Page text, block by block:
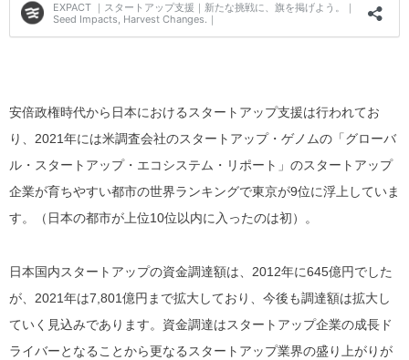
安倍政権時代から日本におけるスタートアップ支援は行われてお
り、2021年には米調査会社のスタートアップ・ゲノムの「グローバ
ル・スタートアップ・エコシステム・リポート」のスタートアップ
企業が育ちやすい都市の世界ランキングで東京が9位に浮上していま
す。（日本の都市が上位10位以内に入ったのは初）。
日本国内スタートアップの資金調達額は、2012年に645億円でした
が、2021年は7,801億円まで拡大しており、今後も調達額は拡大し
ていく見込みであります。資金調達はスタートアップ企業の成長ド
ライバーとなることから更なるスタートアップ業界の盛り上がりが